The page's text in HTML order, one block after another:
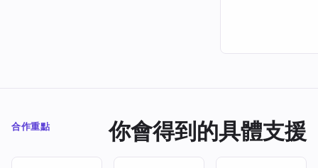
合作重點 你會得到的具體支援